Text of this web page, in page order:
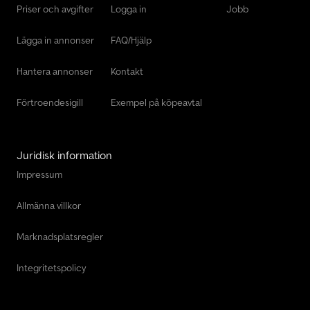
Priser och avgifter
Lägga in annonser
Hantera annonser
Förtroendesigill
Logga in
FAQ/Hjälp
Kontakt
Exempel på köpeavtal
Jobb
Juridisk information
Impressum
Allmänna villkor
Marknadsplatsregler
Integritetspolicy